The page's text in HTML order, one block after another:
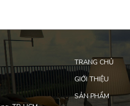
TRANG CHỦ
GIỚI THIỆU
SẢN PHẨM